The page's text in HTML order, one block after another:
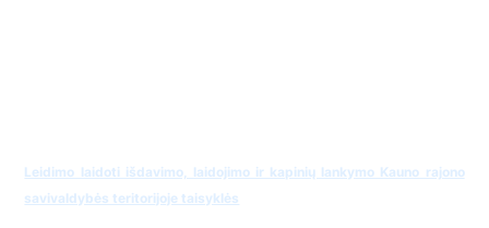
Leidimo laidoti išdavimo, laidojimo ir kapinių lankymo Kauno rajono
savivaldybės teritorijoje taisyklės